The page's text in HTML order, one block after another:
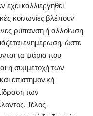
καλλιεργηθεί
κοινωνίες βλέπουν
ρύπανση ή αλλοίωση
ενημέρωση, ώστε
τα ψάρια που
η συμμετοχή των
επιστημονική
των
Τέλος,